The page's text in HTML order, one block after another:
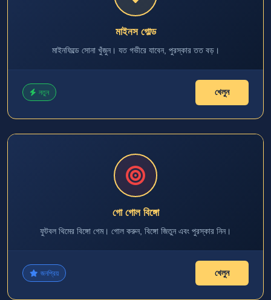
মাইনস গোল্ড
মাইনফিল্ডে সোনা খুঁজুন। যত গভীরে যাবেন, পুরস্কার তত বড়।
নতুন খেলুন
গো গোল বিঙ্গো
ফুটবল থিমের বিঙ্গো গেম। গোল করুন, বিঙ্গো জিতুন এবং পুরস্কার নিন।
জনপ্রিয় খেলুন